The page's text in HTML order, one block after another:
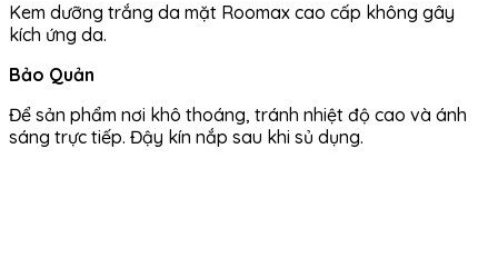
Kem dưỡng trắng da mặt Roomax cao cấp không gây
kích ứng da.
Bảo Quản
Để sản phẩm nơi khô thoáng, tránh nhiệt độ cao và ánh
sáng trực tiếp. Đậy kín nắp sau khi sủ dụng.